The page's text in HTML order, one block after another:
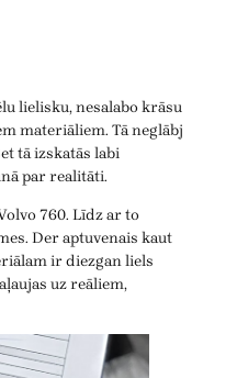
lielisku, nesalabo krāsu
materiāliem. Tā neglābj
tā izskatās labi
par realitāti.
760. Līdz ar to
Der aptuvenais kaut
ir diezgan liels
uz reāliem,